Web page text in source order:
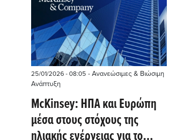
25/01/2026 - 08:05 - Ανανεώσιμες & Βιώσιμη
Ανάπτυξη
McKinsey: ΗΠΑ και Ευρώπη
μέσα στους στόχους της